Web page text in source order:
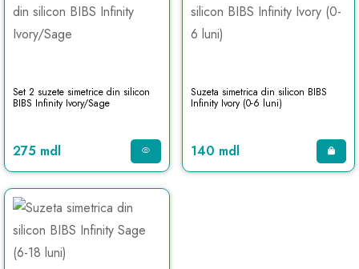
Set 2 suzete simetrice din silicon
BIBS Infinity Ivory/Sage
275 mdl
Suzeta simetrica din silicon BIBS
Infinity Ivory (0-6 luni)
140 mdl